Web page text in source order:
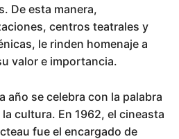
De esta manera,
centros teatrales y
le rinden homenaje a
valor e importancia.
año se celebra con la palabra
cultura. En 1962, el cineasta
fue el encargado de